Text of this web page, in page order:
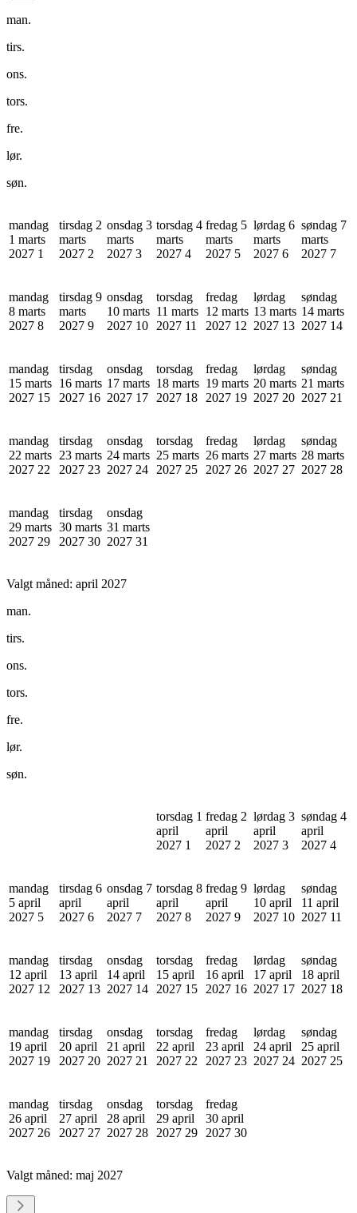
man.
tirs.
ons.
tors.
fre.
lør.
søn.
mandag
1 marts
2027 1
tirsdag 2
marts
2027 2
onsdag 3
marts
2027 3
torsdag 4
marts
2027 4
fredag 5
marts
2027 5
lørdag 6
marts
2027 6
søndag 7
marts
2027 7
mandag
8 marts
2027 8
tirsdag 9
marts
2027 9
onsdag
10 marts
2027 10
torsdag
11 marts
2027 11
fredag
12 marts
2027 12
lørdag
13 marts
2027 13
søndag
14 marts
2027 14
mandag
15 marts
2027 15
tirsdag
16 marts
2027 16
onsdag
17 marts
2027 17
torsdag
18 marts
2027 18
fredag
19 marts
2027 19
lørdag
20 marts
2027 20
søndag
21 marts
2027 21
mandag
22 marts
2027 22
tirsdag
23 marts
2027 23
onsdag
24 marts
2027 24
torsdag
25 marts
2027 25
fredag
26 marts
2027 26
lørdag
27 marts
2027 27
søndag
28 marts
2027 28
mandag
29 marts
2027 29
tirsdag
30 marts
2027 30
onsdag
31 marts
2027 31
Valgt måned: april 2027
man.
tirs.
ons.
tors.
fre.
lør.
søn.
torsdag 1
april
2027 1
fredag 2
april
2027 2
lørdag 3
april
2027 3
søndag 4
april
2027 4
mandag
5 april
2027 5
tirsdag 6
april
2027 6
onsdag 7
april
2027 7
torsdag 8
april
2027 8
fredag 9
april
2027 9
lørdag
10 april
2027 10
søndag
11 april
2027 11
mandag
12 april
2027 12
tirsdag
13 april
2027 13
onsdag
14 april
2027 14
torsdag
15 april
2027 15
fredag
16 april
2027 16
lørdag
17 april
2027 17
søndag
18 april
2027 18
mandag
19 april
2027 19
tirsdag
20 april
2027 20
onsdag
21 april
2027 21
torsdag
22 april
2027 22
fredag
23 april
2027 23
lørdag
24 april
2027 24
søndag
25 april
2027 25
mandag
26 april
2027 26
tirsdag
27 april
2027 27
onsdag
28 april
2027 28
torsdag
29 april
2027 29
fredag
30 april
2027 30
Valgt måned: maj 2027